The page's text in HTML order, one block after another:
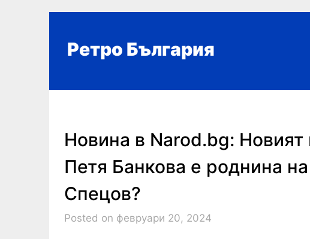
Ретро България
Новина в Narod.bg:
Петя Банкова е роднина
Спецов?
Posted on февруари 20, 2024